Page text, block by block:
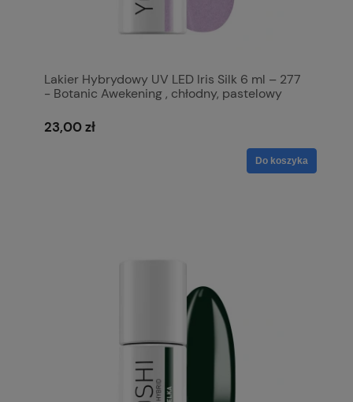
Lakier Hybrydowy UV LED Iris Silk 6 ml – 277
- Botanic Awekening , chłodny, pastelowy
23,00 zł
Do koszyka